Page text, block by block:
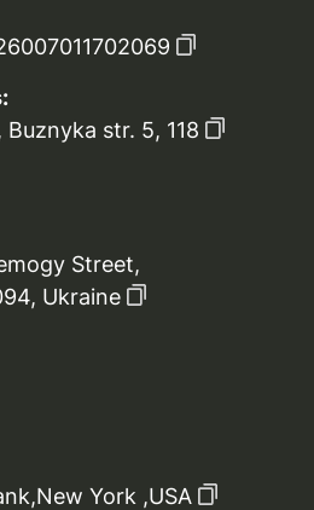
str. 5, 118
Street,
Ukraine
York ,USA